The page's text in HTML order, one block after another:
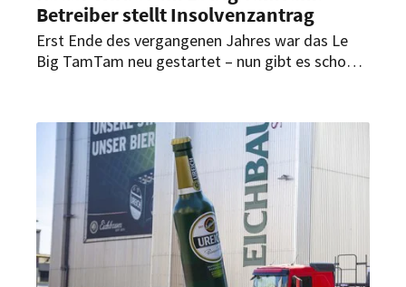
Betreiber stellt Insolvenzantrag
Erst Ende des vergangenen Jahres war das Le
Big TamTam neu gestartet – nun gibt es schon
Betreibergesellschaft hat offenbar Insolvenz
beantragt.